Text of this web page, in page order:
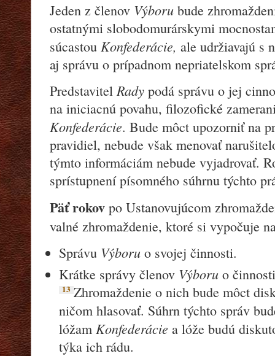
Jeden z členov Výboru bude
ostatnými slobodomurárskymi
súcastou Konfederácie, ale udržiavajú s
aj správu o prípadnom nepriatelskom
Predstavitel Rady podá správu o jej
na iniciacnú povahu, filozofické
Konfederácie. Bude môct upozorniť na
pravidiel, nebude však menovať
týmto informáciám nebude vyjadrovať.
sprístupnení písomného súhrnu týchto
Päť rokov po Ustanovujúcom
valné zhromaždenie, ktoré si vypočuje
Správu Výboru o svojej činnosti.
Krátke správy členov Výboru o
13 Zhromaždenie o nich bude môct
ničom hlasovať. Súhrn týchto správ
lóžam Konfederácie a lóže budú
týka ich rádu.